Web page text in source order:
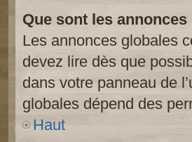
Que sont les
Les annonces globales
devez lire dès que
dans votre panneau de
globales dépend des
Haut